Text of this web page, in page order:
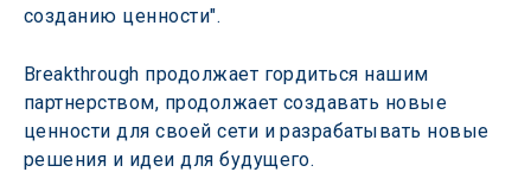
созданию ценности".
Breakthrough продолжает гордиться нашим
партнерством, продолжает создавать новые
ценности для своей сети и разрабатывать новые
решения и идеи для будущего.